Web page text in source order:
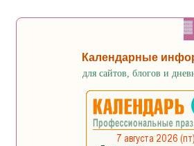
Календарные
для сайтов, блогов и